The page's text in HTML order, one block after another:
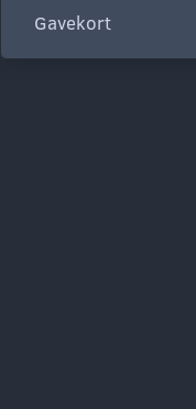
Gavekort